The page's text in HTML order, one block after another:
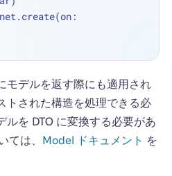
モデルを返す際にも適用され
トされた構造を処理できる必
ルを DTO に変換する必要があ
ては、 Model ドキュメント を